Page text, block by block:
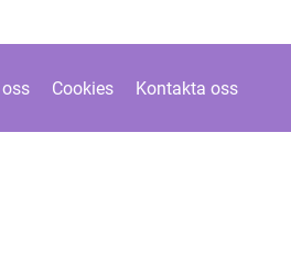
Cookies Kontakta oss